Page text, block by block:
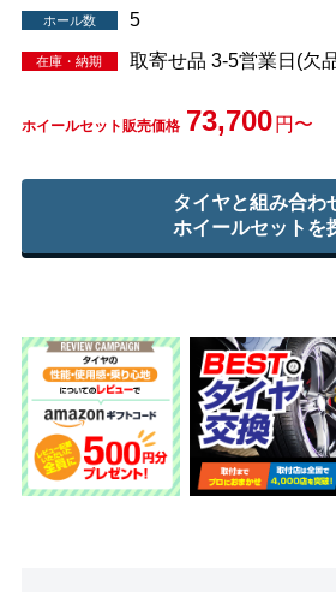
ホール数 5
在庫・納期 取寄せ品 3-5営業日(欠
ホイールセット販売価格 73,700 円〜
タイヤと組み合わ
ホイールセットを